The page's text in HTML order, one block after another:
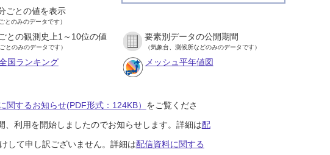
ごとの値を表示
とのみのデータです）
との観測史上1～10位の値
ごとのみのデータです）
要素別データの公開期間
（気象台、測候所などのみのデータです）
国ランキング メッシュ平年値図
関するお知らせ(PDF形式：124KB） をご覧くださ
利用を開始しましたのでお知らせします。詳細は配
して申し訳ございません。詳細は配信資料に関する